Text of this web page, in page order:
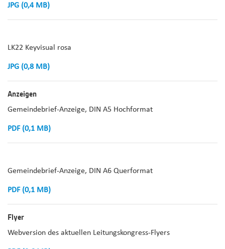
JPG (0,4 MB)
LK22 Keyvisual rosa
JPG (0,8 MB)
Anzeigen
Gemeindebrief-Anzeige, DIN A5 Hochformat
PDF (0,1 MB)
Gemeindebrief-Anzeige, DIN A6 Querformat
PDF (0,1 MB)
Flyer
Webversion des aktuellen Leitungskongress-Flyers